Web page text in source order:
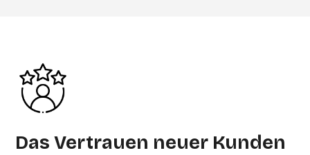
Das Vertrauen neuer Kunden